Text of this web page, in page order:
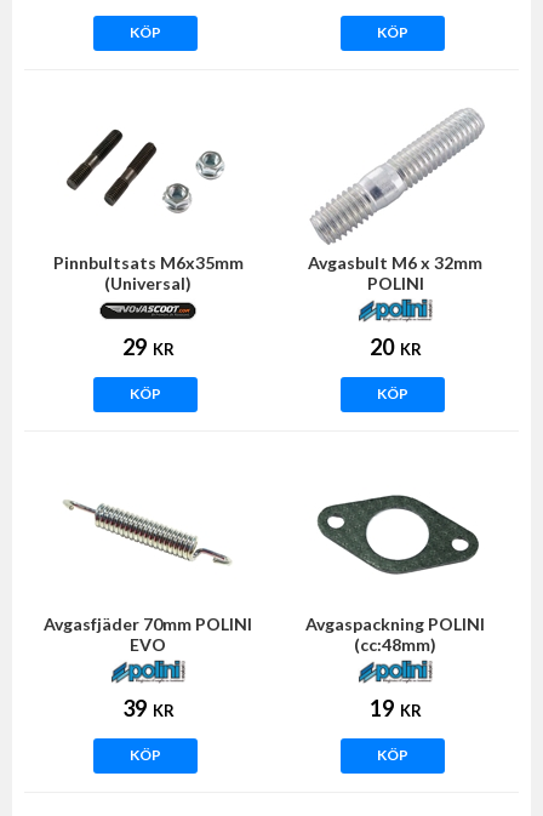
KÖP KÖP
Pinnbultsats M6x35mm
(Universal)
29 KR
KÖP
Avgasbult M6 x 32mm
POLINI
20 KR
KÖP
Avgasfjäder 70mm POLINI
EVO
39 KR
KÖP
Avgaspackning POLINI
(cc:48mm)
19 KR
KÖP